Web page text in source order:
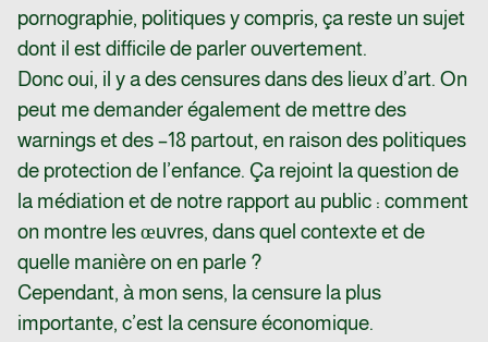
pornographie, politiques y compris, ça reste un sujet
dont il est difficile de parler ouvertement.
Donc oui, il y a des censures dans des lieux d’art. On
peut me demander également de mettre des
warnings et des –18 partout, en raison des politiques
de protection de l’enfance. Ça rejoint la question de
la médiation et de notre rapport au public : comment
on montre les œuvres, dans quel contexte et de
quelle manière on en parle ?
Cependant, à mon sens, la censure la plus
importante, c’est la censure économique.